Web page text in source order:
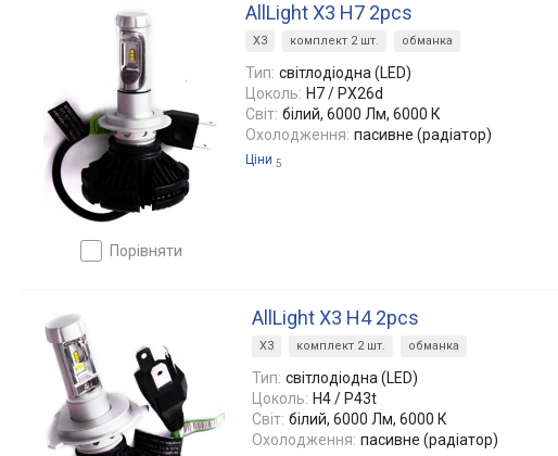
порівняти
AllLight X3 H7 2pcs
X3 комплект 2 шт. обманка
Тип: світлодіодна (LED)
Цоколь: H7 / PX26d
Світ: білий, 6000 Лм, 6000 К
Охолодження: пасивне (радіатор)
Ціни 5
AllLight X3 H4 2pcs
X3 комплект 2 шт. обманка
Тип: світлодіодна (LED)
Цоколь: H4 / P43t
Світ: білий, 6000 Лм, 6000 К
Охолодження: пасивне (радіатор)